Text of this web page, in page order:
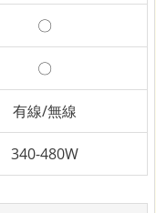
〇
〇
有線/無線
340-480W